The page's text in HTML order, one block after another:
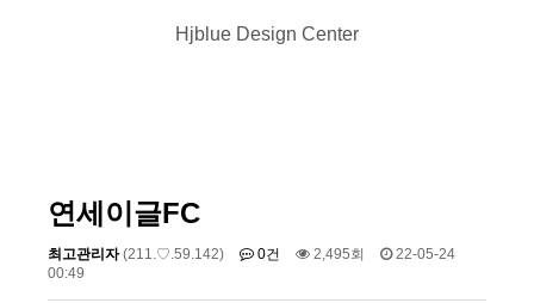
ORDER
Hjblue Design Center
연세이글FC
최고관리자(211.♡.59.142) 0건 2,495회
22-05-24
00:49